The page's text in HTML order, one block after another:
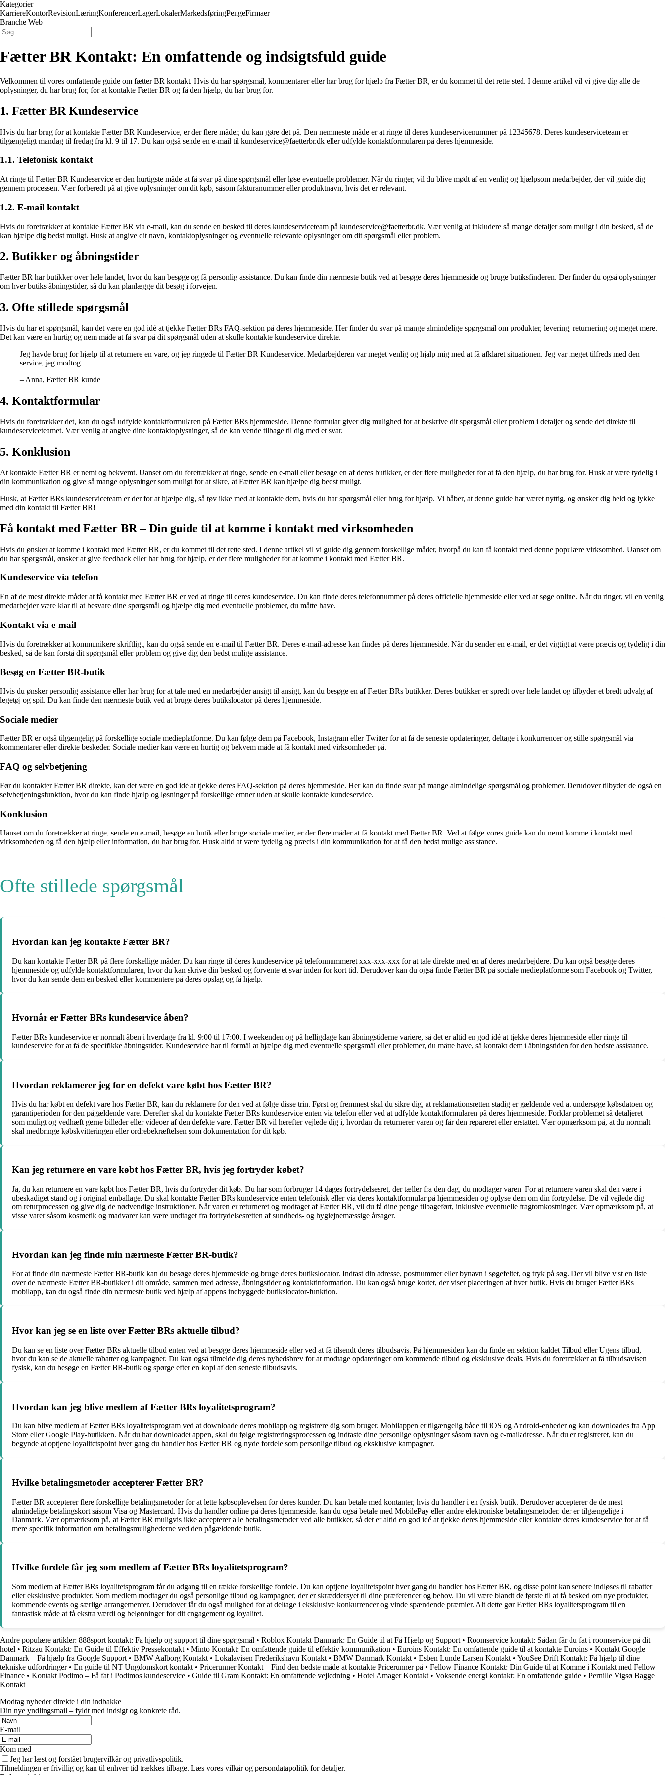
Kategorier
KarriereKontorRevisionLæringKonferencerLagerLokalerMarkedsføringPengeFirmaer
Branche Web
Fætter BR Kontakt: En omfattende og indsigtsfuld guide
Velkommen til vores omfattende guide om fætter BR kontakt. Hvis du har spørgsmål, kommentarer eller har brug for hjælp fra Fætter BR, er du kommet til det rette sted. I denne artikel vil vi give dig alle de
oplysninger, du har brug for, for at kontakte Fætter BR og få den hjælp, du har brug for.
1. Fætter BR Kundeservice
Hvis du har brug for at kontakte Fætter BR Kundeservice, er der flere måder, du kan gøre det på. Den nemmeste måde er at ringe til deres kundeservicenummer på 12345678. Deres kundeserviceteam er
tilgængeligt mandag til fredag ​​fra kl. 9 til 17. Du kan også sende en e-mail til kundeservice@faetterbr.dk eller udfylde kontaktformularen på deres hjemmeside.
1.1. Telefonisk kontakt
At ringe til Fætter BR Kundeservice er den hurtigste måde at få svar på dine spørgsmål eller løse eventuelle problemer. Når du ringer, vil du blive mødt af en venlig og hjælpsom medarbejder, der vil guide dig
gennem processen. Vær forberedt på at give oplysninger om dit køb, såsom fakturanummer eller produktnavn, hvis det er relevant.
1.2. E-mail kontakt
Hvis du foretrækker at kontakte Fætter BR via e-mail, kan du sende en besked til deres kundeserviceteam på kundeservice@faetterbr.dk. Vær venlig at inkludere så mange detaljer som muligt i din besked, så de
kan hjælpe dig bedst muligt. Husk at angive dit navn, kontaktoplysninger og eventuelle relevante oplysninger om dit spørgsmål eller problem.
2. Butikker og åbningstider
Fætter BR har butikker over hele landet, hvor du kan besøge og få personlig assistance. Du kan finde din nærmeste butik ved at besøge deres hjemmeside og bruge butiksfinderen. Der finder du også oplysninger
om hver butiks åbningstider, så du kan planlægge dit besøg i forvejen.
3. Ofte stillede spørgsmål
Hvis du har et spørgsmål, kan det være en god idé at tjekke Fætter BRs FAQ-sektion på deres hjemmeside. Her finder du svar på mange almindelige spørgsmål om produkter, levering, returnering og meget mere.
Det kan være en hurtig og nem måde at få svar på dit spørgsmål uden at skulle kontakte kundeservice direkte.
Jeg havde brug for hjælp til at returnere en vare, og jeg ringede til Fætter BR Kundeservice. Medarbejderen var meget venlig og hjalp mig med at få afklaret situationen. Jeg var meget tilfreds med den
service, jeg modtog.
– Anna, Fætter BR kunde
4. Kontaktformular
Hvis du foretrækker det, kan du også udfylde kontaktformularen på Fætter BRs hjemmeside. Denne formular giver dig mulighed for at beskrive dit spørgsmål eller problem i detaljer og sende det direkte til
kundeserviceteamet. Vær venlig at angive dine kontaktoplysninger, så de kan vende tilbage til dig med et svar.
5. Konklusion
At kontakte Fætter BR er nemt og bekvemt. Uanset om du foretrækker at ringe, sende en e-mail eller besøge en af deres butikker, er der flere muligheder for at få den hjælp, du har brug for. Husk at være tydelig i
din kommunikation og give så mange oplysninger som muligt for at sikre, at Fætter BR kan hjælpe dig bedst muligt.
Husk, at Fætter BRs kundeserviceteam er der for at hjælpe dig, så tøv ikke med at kontakte dem, hvis du har spørgsmål eller brug for hjælp. Vi håber, at denne guide har været nyttig, og ønsker dig held og lykke
med din kontakt til Fætter BR!
Få kontakt med Fætter BR – Din guide til at komme i kontakt med virksomheden
Hvis du ønsker at komme i kontakt med Fætter BR, er du kommet til det rette sted. I denne artikel vil vi guide dig gennem forskellige måder, hvorpå du kan få kontakt med denne populære virksomhed. Uanset om
du har spørgsmål, ønsker at give feedback eller har brug for hjælp, er der flere muligheder for at komme i kontakt med Fætter BR.
Kundeservice via telefon
En af de mest direkte måder at få kontakt med Fætter BR er ved at ringe til deres kundeservice. Du kan finde deres telefonnummer på deres officielle hjemmeside eller ved at søge online. Når du ringer, vil en venlig
medarbejder være klar til at besvare dine spørgsmål og hjælpe dig med eventuelle problemer, du måtte have.
Kontakt via e-mail
Hvis du foretrækker at kommunikere skriftligt, kan du også sende en e-mail til Fætter BR. Deres e-mail-adresse kan findes på deres hjemmeside. Når du sender en e-mail, er det vigtigt at være præcis og tydelig i din
besked, så de kan forstå dit spørgsmål eller problem og give dig den bedst mulige assistance.
Besøg en Fætter BR-butik
Hvis du ønsker personlig assistance eller har brug for at tale med en medarbejder ansigt til ansigt, kan du besøge en af Fætter BRs butikker. Deres butikker er spredt over hele landet og tilbyder et bredt udvalg af
legetøj og spil. Du kan finde den nærmeste butik ved at bruge deres butikslocator på deres hjemmeside.
Sociale medier
Fætter BR er også tilgængelig på forskellige sociale medieplatforme. Du kan følge dem på Facebook, Instagram eller Twitter for at få de seneste opdateringer, deltage i konkurrencer og stille spørgsmål via
kommentarer eller direkte beskeder. Sociale medier kan være en hurtig og bekvem måde at få kontakt med virksomheder på.
FAQ og selvbetjening
Før du kontakter Fætter BR direkte, kan det være en god idé at tjekke deres FAQ-sektion på deres hjemmeside. Her kan du finde svar på mange almindelige spørgsmål og problemer. Derudover tilbyder de også en
selvbetjeningsfunktion, hvor du kan finde hjælp og løsninger på forskellige emner uden at skulle kontakte kundeservice.
Konklusion
Uanset om du foretrækker at ringe, sende en e-mail, besøge en butik eller bruge sociale medier, er der flere måder at få kontakt med Fætter BR. Ved at følge vores guide kan du nemt komme i kontakt med
virksomheden og få den hjælp eller information, du har brug for. Husk altid at være tydelig og præcis i din kommunikation for at få den bedst mulige assistance.
Ofte stillede spørgsmål
Hvordan kan jeg kontakte Fætter BR?
Du kan kontakte Fætter BR på flere forskellige måder. Du kan ringe til deres kundeservice på telefonnummeret xxx-xxx-xxx for at tale direkte med en af deres medarbejdere. Du kan også besøge deres
hjemmeside og udfylde kontaktformularen, hvor du kan skrive din besked og forvente et svar inden for kort tid. Derudover kan du også finde Fætter BR på sociale medieplatforme som Facebook og Twitter,
hvor du kan sende dem en besked eller kommentere på deres opslag og få hjælp.
Hvornår er Fætter BRs kundeservice åben?
Fætter BRs kundeservice er normalt åben i hverdage fra kl. 9:00 til 17:00. I weekenden og på helligdage kan åbningstiderne variere, så det er altid en god idé at tjekke deres hjemmeside eller ringe til
kundeservice for at få de specifikke åbningstider. Kundeservice har til formål at hjælpe dig med eventuelle spørgsmål eller problemer, du måtte have, så kontakt dem i åbningstiden for den bedste assistance.
Hvordan reklamerer jeg for en defekt vare købt hos Fætter BR?
Hvis du har købt en defekt vare hos Fætter BR, kan du reklamere for den ved at følge disse trin. Først og fremmest skal du sikre dig, at reklamationsretten stadig er gældende ved at undersøge købsdatoen og
garantiperioden for den pågældende vare. Derefter skal du kontakte Fætter BRs kundeservice enten via telefon eller ved at udfylde kontaktformularen på deres hjemmeside. Forklar problemet så detaljeret
som muligt og vedhæft gerne billeder eller videoer af den defekte vare. Fætter BR vil herefter vejlede dig i, hvordan du returnerer varen og får den repareret eller erstattet. Vær opmærksom på, at du normalt
skal medbringe købskvitteringen eller ordrebekræftelsen som dokumentation for dit køb.
Kan jeg returnere en vare købt hos Fætter BR, hvis jeg fortryder købet?
Ja, du kan returnere en vare købt hos Fætter BR, hvis du fortryder dit køb. Du har som forbruger 14 dages fortrydelsesret, der tæller fra den dag, du modtager varen. For at returnere varen skal den være i
ubeskadiget stand og i original emballage. Du skal kontakte Fætter BRs kundeservice enten telefonisk eller via deres kontaktformular på hjemmesiden og oplyse dem om din fortrydelse. De vil vejlede dig
om returprocessen og give dig de nødvendige instruktioner. Når varen er returneret og modtaget af Fætter BR, vil du få dine penge tilbageført, inklusive eventuelle fragtomkostninger. Vær opmærksom på, at
visse varer såsom kosmetik og madvarer kan være undtaget fra fortrydelsesretten af sundheds- og hygiejnemæssige årsager.
Hvordan kan jeg finde min nærmeste Fætter BR-butik?
For at finde din nærmeste Fætter BR-butik kan du besøge deres hjemmeside og bruge deres butikslocator. Indtast din adresse, postnummer eller bynavn i søgefeltet, og tryk på søg. Der vil blive vist en liste
over de nærmeste Fætter BR-butikker i dit område, sammen med adresse, åbningstider og kontaktinformation. Du kan også bruge kortet, der viser placeringen af hver butik. Hvis du bruger Fætter BRs
mobilapp, kan du også finde din nærmeste butik ved hjælp af appens indbyggede butikslocator-funktion.
Hvor kan jeg se en liste over Fætter BRs aktuelle tilbud?
Du kan se en liste over Fætter BRs aktuelle tilbud enten ved at besøge deres hjemmeside eller ved at få tilsendt deres tilbudsavis. På hjemmesiden kan du finde en sektion kaldet Tilbud eller Ugens tilbud,
hvor du kan se de aktuelle rabatter og kampagner. Du kan også tilmelde dig deres nyhedsbrev for at modtage opdateringer om kommende tilbud og eksklusive deals. Hvis du foretrækker at få tilbudsavisen
fysisk, kan du besøge en Fætter BR-butik og spørge efter en kopi af den seneste tilbudsavis.
Hvordan kan jeg blive medlem af Fætter BRs loyalitetsprogram?
Du kan blive medlem af Fætter BRs loyalitetsprogram ved at downloade deres mobilapp og registrere dig som bruger. Mobilappen er tilgængelig både til iOS og Android-enheder og kan downloades fra App
Store eller Google Play-butikken. Når du har downloadet appen, skal du følge registreringsprocessen og indtaste dine personlige oplysninger såsom navn og e-mailadresse. Når du er registreret, kan du
begynde at optjene loyalitetspoint hver gang du handler hos Fætter BR og nyde fordele som personlige tilbud og eksklusive kampagner.
Hvilke betalingsmetoder accepterer Fætter BR?
Fætter BR accepterer flere forskellige betalingsmetoder for at lette købsoplevelsen for deres kunder. Du kan betale med kontanter, hvis du handler i en fysisk butik. Derudover accepterer de de mest
almindelige betalingskort såsom Visa og Mastercard. Hvis du handler online på deres hjemmeside, kan du også betale med MobilePay eller andre elektroniske betalingsmetoder, der er tilgængelige i
Danmark. Vær opmærksom på, at Fætter BR muligvis ikke accepterer alle betalingsmetoder ved alle butikker, så det er altid en god idé at tjekke deres hjemmeside eller kontakte deres kundeservice for at få
mere specifik information om betalingsmulighederne ved den pågældende butik.
Hvilke fordele får jeg som medlem af Fætter BRs loyalitetsprogram?
Som medlem af Fætter BRs loyalitetsprogram får du adgang til en række forskellige fordele. Du kan optjene loyalitetspoint hver gang du handler hos Fætter BR, og disse point kan senere indløses til rabatter
eller eksklusive produkter. Som medlem modtager du også personlige tilbud og kampagner, der er skræddersyet til dine præferencer og behov. Du vil være blandt de første til at få besked om nye produkter,
kommende events og særlige arrangementer. Derudover får du også mulighed for at deltage i eksklusive konkurrencer og vinde spændende præmier. Alt dette gør Fætter BRs loyalitetsprogram til en
fantastisk måde at få ekstra værdi og belønninger for dit engagement og loyalitet.
Andre populære artikler: 888sport kontakt: Få hjælp og support til dine spørgsmål • Roblox Kontakt Danmark: En Guide til at Få Hjælp og Support • Roomservice kontakt: Sådan får du fat i roomservice på dit
hotel • Ritzau Kontakt: En Guide til Effektiv Pressekontakt • Minto Kontakt: En omfattende guide til effektiv kommunikation • Euroins Kontakt: En omfattende guide til at kontakte Euroins • Kontakt Google
Danmark – Få hjælp fra Google Support • BMW Aalborg Kontakt • Lokalavisen Frederikshavn Kontakt • BMW Danmark Kontakt • Esben Lunde Larsen Kontakt • YouSee Drift Kontakt: Få hjælp til dine
tekniske udfordringer• En guide til NT Ungdomskort kontakt • Pricerunner Kontakt – Find den bedste måde at kontakte Pricerunner på • Fellow Finance Kontakt: Din Guide til at Komme i Kontakt med Fellow
Finance • Kontakt Podimo – Få fat i Podimos kundeservice • Guide til Gram Kontakt: En omfattende vejledning • Hotel Amager Kontakt • Voksende energi kontakt: En omfattende guide • Pernille Vigsø Bagge
Kontakt
Modtag nyheder direkte i din indbakke
Din nye yndlingsmail – fyldt med indsigt og konkrete råd.
E-mail
Kom med
Jeg har læst og forstået brugervilkår og privatlivspolitik.
Tilmeldingen er frivillig og kan til enhver tid trækkes tilbage. Læs vores vilkår og persondatapolitik for detaljer.